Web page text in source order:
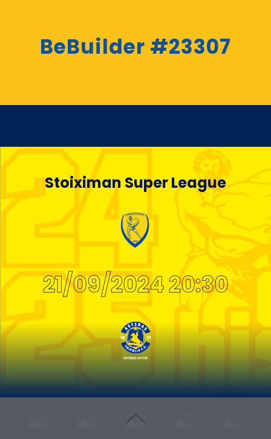
BeBuilder #23307
Stoiximan Super League
21/09/2024 20:30